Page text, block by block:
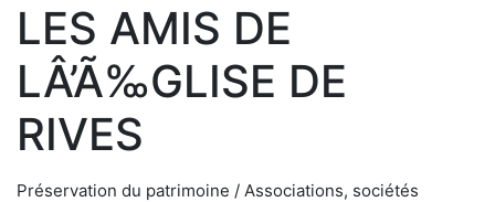
LES AMIS DE
LÂ’Ã‰GLISE DE
RIVES
Préservation du patrimoine / Associations, sociétés